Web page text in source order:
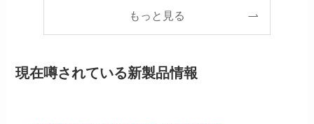
もっと見る
現在噂されている新製品情報